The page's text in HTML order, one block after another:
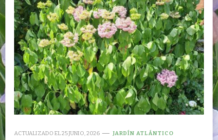
ACTUALIZADO EL25 JUNIO, 2026 JARDÍN ATLÁNTICO